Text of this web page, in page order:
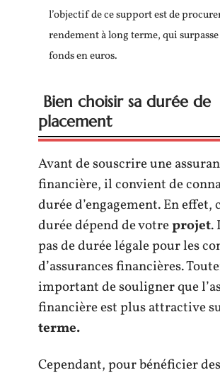
l’objectif de ce support est de
rendement à long terme, qui
fonds en euros.
Bien choisir sa durée de
placement
Avant de souscrire une
financière, il convient de
durée d’engagement. En effet,
durée dépend de votreprojet.
pas de durée légale pour les
d’assurances financières.
important de souligner que
financière est plus attractive
terme.
Cependant, pour bénéficier des